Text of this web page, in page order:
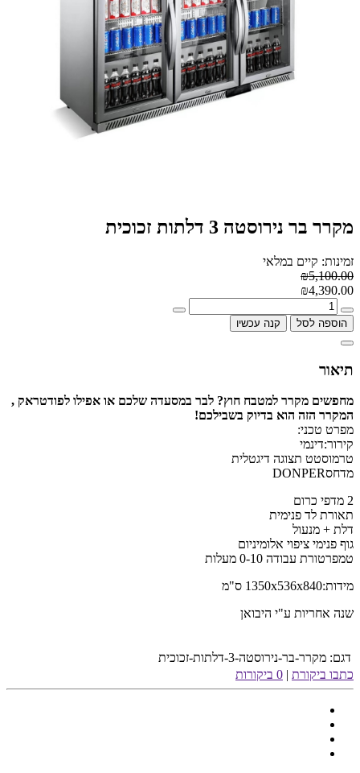
מקרר בר נירוסטה 3 דלתות זכוכית
זמינות: קיים במלאי
₪5,100.00
₪4,390.00
הוספה לסל קנה עכשיו
תיאור
מחפשים מקרר למטבח חוץ? לבר במסעדה שלכם או אפילו לפודטראק ,
המקרר הזה הוא בדיוק בשבילכם!
מפרט טכני:
קירור:דינמי
טרמוסטט תצוגה דיגטלית
מדחסDONPER
2 מדפי כרום
תאורת לד פנימית
דלת + מנעול
גוף פנימי ציפוי אלומיניום
טמפרטורת עבודה 0-10 מעלות
מידות:1350x536x840 ס"מ
שנה אחריות ע"י היבואן
דגם: מקרר-בר-נירוסטה-3-דלתות-זכוכית
כתבו ביקורת | 0 ביקורות